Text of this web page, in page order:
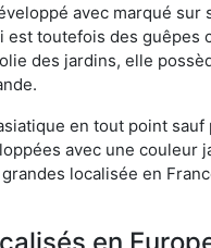
avec marqué
toutefois des
des jardins, elle
en tout point
avec une
localisée en